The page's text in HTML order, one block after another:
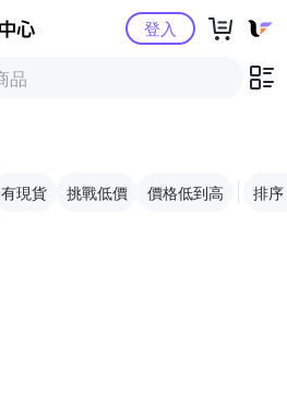
Yahoo購物中心登入
有現貨 挑戰低價 價格低到高 排序